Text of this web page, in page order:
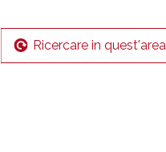
Ricercare in quest'area